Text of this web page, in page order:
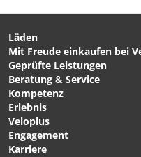
von NIKWAX
CHF 229.00
GLIDEWHEEL GTX Herren-
Regenjacke Neon Yellow
von GORE WEAR
Läden
Mit Freude einkaufen bei
Geprüfte Leistungen
Beratung & Service
Kompetenz
Erlebnis
Veloplus
Engagement
Karriere